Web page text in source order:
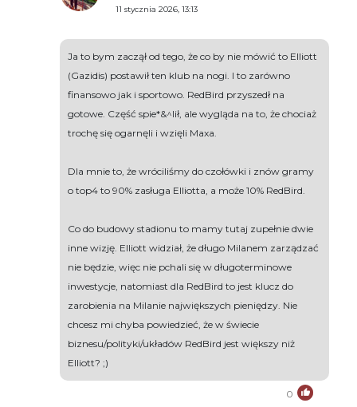
11 stycznia 2026, 13:13
Ja to bym zaczął od tego, że co by nie mówić to Elliott
(Gazidis) postawił ten klub na nogi. I to zarówno
finansowo jak i sportowo. RedBird przyszedł na
gotowe. Część spie*&^lił, ale wygląda na to, że chociaż
trochę się ogarnęli i wzięli Maxa.
Dla mnie to, że wróciliśmy do czołówki i znów gramy
o top4 to 90% zasługa Elliotta, a może 10% RedBird.
Co do budowy stadionu to mamy tutaj zupełnie dwie
inne wizję. Elliott widział, że długo Milanem zarządzać
nie będzie, więc nie pchali się w długoterminowe
inwestycje, natomiast dla RedBird to jest klucz do
zarobienia na Milanie największych pieniędzy. Nie
chcesz mi chyba powiedzieć, że w świecie
biznesu/polityki/układów RedBird jest większy niż
Elliott? ;)
0